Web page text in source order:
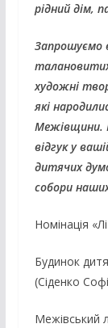
рідний дім,
Запрошуємо
художні
які
Межівщини.
відгук у
дитячих
собори
Номінація
Будинок
(Сіденко
Межівський